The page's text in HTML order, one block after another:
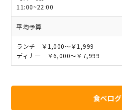
11:00~22:00
平均予算
ランチ ￥1,000～￥1,999
ディナー ￥6,000～￥7,999
食べログ